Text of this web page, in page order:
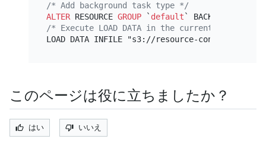
/* Add background task type */
ALTER RESOURCE GROUP ` default ` BACKGROUND
/* Execute LOAD DATA in the current session */
このページは役に立ちましたか？
はい いいえ